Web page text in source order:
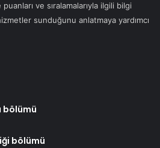
ve sıralamalarıyla ilgili bilgi
sunduğunu anlatmaya yardımcı
bölümü
bölümü